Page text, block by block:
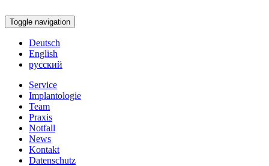
Toggle navigation
Deutsch
English
русский
Service
Implantologie
Team
Praxis
Notfall
News
Kontakt
Datenschutz